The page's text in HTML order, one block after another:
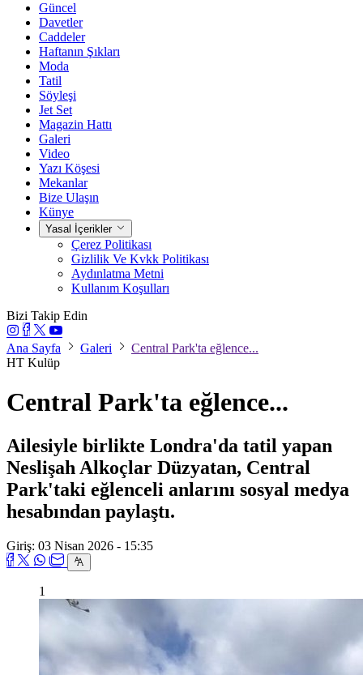
Güncel
Davetler
Caddeler
Haftanın Şıkları
Moda
Tatil
Söyleşi
Jet Set
Magazin Hattı
Galeri
Video
Yazı Köşesi
Mekanlar
Bize Ulaşın
Künye
Yasal İçerikler
Çerez Politikası
Gizlilik Ve Kvkk Politikası
Aydınlatma Metni
Kullanım Koşulları
Bizi Takip Edin
Ana Sayfa Galeri
Central Park'ta eğlence...
HT Kulüp
Central Park'ta eğlence...
Ailesiyle birlikte Londra'da tatil yapan
Neslişah Alkoçlar Düzyatan, Central
Park'taki eğlenceli anlarını sosyal medya
hesabından paylaştı.
Giriş: 03 Nisan 2026 - 15:35
1